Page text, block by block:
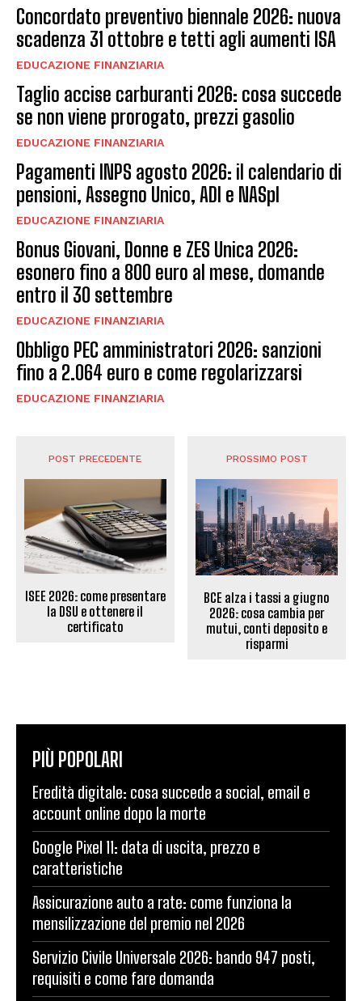
Concordato preventivo biennale 2026: nuova
scadenza 31 ottobre e tetti agli aumenti ISA
EDUCAZIONE FINANZIARIA
Taglio accise carburanti 2026: cosa succede
se non viene prorogato, prezzi gasolio
EDUCAZIONE FINANZIARIA
Pagamenti INPS agosto 2026: il calendario di
pensioni, Assegno Unico, ADI e NASpI
EDUCAZIONE FINANZIARIA
Bonus Giovani, Donne e ZES Unica 2026:
esonero fino a 800 euro al mese, domande
entro il 30 settembre
EDUCAZIONE FINANZIARIA
Obbligo PEC amministratori 2026: sanzioni
fino a 2.064 euro e come regolarizzarsi
EDUCAZIONE FINANZIARIA
POST PRECEDENTE
ISEE 2026: come presentare
la DSU e ottenere il
certificato
PROSSIMO POST
BCE alza i tassi a giugno
2026: cosa cambia per
mutui, conti deposito e
risparmi
PIÙ POPOLARI
Eredità digitale: cosa succede a social, email e
account online dopo la morte
Google Pixel 11: data di uscita, prezzo e
caratteristiche
Assicurazione auto a rate: come funziona la
mensilizzazione del premio nel 2026
Servizio Civile Universale 2026: bando 947 posti,
requisiti e come fare domanda